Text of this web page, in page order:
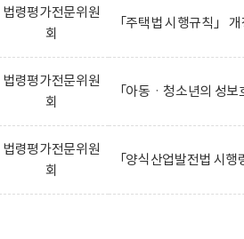
법령평가전문위원
회
「주택법 시행규칙」
법령평가전문위원
회
「아동ㆍ청소년의 성
법령평가전문위원
회
「양식산업발전법 시